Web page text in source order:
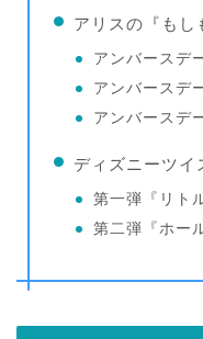
アリスの『もし
アンバースデ
アンバースデ
アンバースデ
ディズニーツイ
第一弾『リト
第二弾『ホー